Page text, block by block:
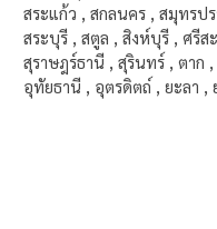
สระแก้ว , สกลนคร , สมุทรปร
สระบุรี , สตูล , สิงห์บุรี , ศรีส
สุราษฎร์ธานี , สุรินทร์ , ตาก
อุทัยธานี , อุตรดิตถ์ , ยะลา ,